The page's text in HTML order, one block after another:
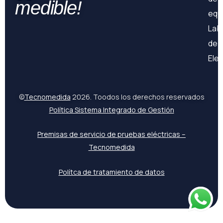
medible!
de
©Tecnomedida 2026. Toodos los derechos reservados
Política Sistema Integrado de Gestión
Premisas de servicio de pruebas eléctricas –
Tecnomedida
Polítca de tratamiento de datos